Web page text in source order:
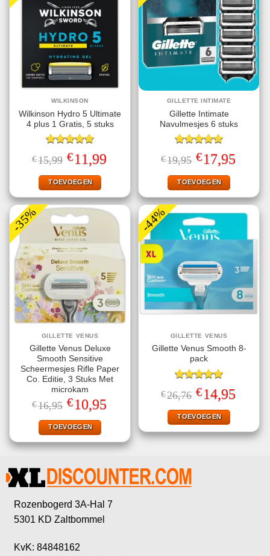
WILKINSON
Wilkinson Hydro 5 Ultimate
4 plus 1 Gratis, 5 stuks
Gewaardeerd
5.00uit 5
€15,99 Oorspronkelijke
prijs
was:
€15,99.
€11,99Huidige
prijs
TOEVOEGEN
GILLETTE INTIMATE
Gillette Intimate
Navulmesjes 6 stuks
Gewaardeerd
5.00uit 5
€19,95 Oorspronkelijke
prijs
was:
€19,95.
€17,95prijs
TOEVOEGEN
-35%
GILLETTE VENUS
Gillette Venus Deluxe
Smooth Sensitive
Scheermesjes Rifle Paper
Co. Editie, 3 Stuks Met
microkam
€16,95 Oorspronkelijke
prijs
was:
€16,95.
€10,95prijs
TOEVOEGEN
-44%
GILLETTE VENUS
Gillette Venus Smooth 8-
pack
Gewaardeerd
5.00uit 5
€26,76 Oorspronkelijke
prijs
was:
€26,76.
€14,95prijs
TOEVOEGEN
Rozenbogerd 3A-Hal 7
5301 KD Zaltbommel
KvK: 84848162